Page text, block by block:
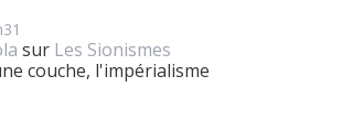
sur Les Sionismes
couche, l'impérialisme